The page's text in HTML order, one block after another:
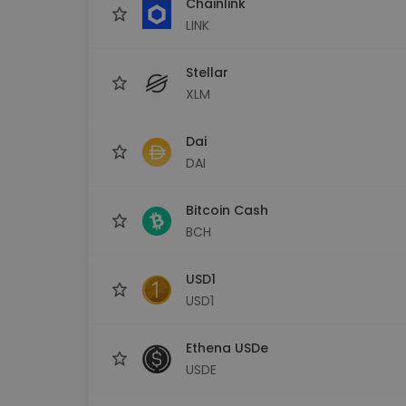
LINK
Stellar
XLM
Dai
DAI
Bitcoin Cash
BCH
USD1
USD1
Ethena USDe
USDE